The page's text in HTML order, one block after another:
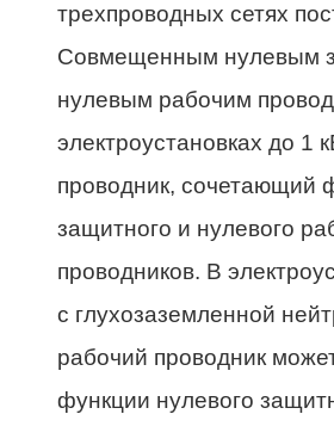
трехпроводных сетях
Совмещенным нулевым
нулевым рабочим
электроустановках до 1
проводник, сочетающий
защитного и нулевого
проводников. В
с глухозаземленной
рабочий проводник
функции нулевого